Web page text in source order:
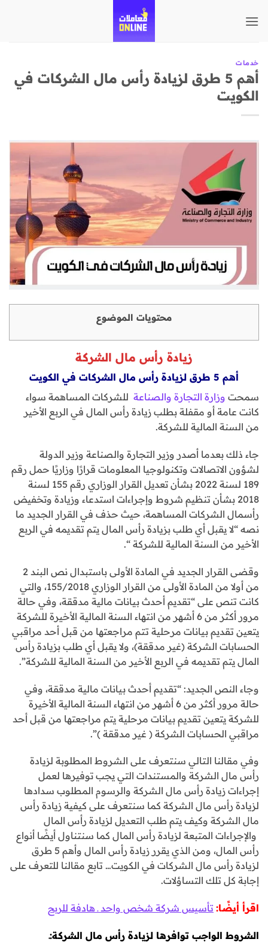
للمحتوى
خدمات
أهم 5 طرق لزيادة رأس مال الشركات في
الكويت
محتويات الموضوع
زيادة رأس مال الشركة
أهم 5 طرق لزيادة رأس مال الشركات في الكويت
سمحت وزارة التجارة والصناعة للشركات المساهمة سواء
كانت عامة أو مقفلة بطلب زيادة رأس المال في الربع الأخير
من السنة المالية للشركة.
جاء ذلك بعدما أصدر وزير التجارة والصناعة وزير الدولة
لشؤون الاتصالات وتكنولوجيا المعلومات قرارًا وزاريًا حمل رقم
189 لسنة 2022 بشأن تعديل القرار الوزاري رقم 155 لسنة
2018 بشأن تنظيم شروط وإجراءات استدعاء وزيادة وتخفيض
رأسمال الشركات المساهمة، حيث حذف في القرار الجديد ما
نصه “لا يقبل أي طلب بزيادة رأس المال يتم تقديمه في الربع
الأخير من السنة المالية للشركة “.
وقضى القرار الجديد في المادة الأولى باستبدال نص البند 2
من أولا من المادة الأولى من القرار الوزاري 155/2018، والتي
كانت تنص على “تقديم أحدث بيانات مالية مدققة، وفي حالة
مرور أكثر من 6 أشهر من انتهاء السنة المالية الأخيرة للشركة
يتعين تقديم بيانات مرحلية تتم مراجعتها من قبل أحد مراقبي
الحسابات الشركة (غير مدققة)، ولا يقبل أي طلب بزيادة رأس
المال يتم تقديمه في الربع الأخير من السنة المالية للشركة”.
وجاء النص الجديد: “تقديم أحدث بيانات مالية مدققة، وفي
حالة مرور أكثر من 6 أشهر من انتهاء السنة المالية الأخيرة
للشركة يتعين تقديم بيانات مرحلية يتم مراجعتها من قبل أحد
مراقبي الحسابات الشركة ( غير مدققة )”.
وفي مقالنا التالي سنتعرف على الشروط المطلوبة لزيادة
رأس مال الشركة والمستندات التي يجب توفيرها لعمل
إجراءات زيادة رأس مال الشركة والرسوم المطلوب سدادها
لزيادة رأس مال الشركة كما سنتعرف على كيفية زيادة رأس
مال الشركة وكيف يتم طلب التعديل لزيادة رأس المال
والإجراءات المتبعة لزيادة رأس المال كما سنتناول أيضًا أنواع
رأس المال، ومن الذي يقرر زيادة رأس المال وأهم 5 طرق
لزيادة رأس مال الشركات في الكويت… تابع مقالنا للتعرف على
إجابة كل تلك التساؤلات.
اقرأ أيضًا: تأسيس شركة شخص واحد ـ هادفة للربح
الشروط الواجب توافرها لزيادة رأس مال الشركة:ـ